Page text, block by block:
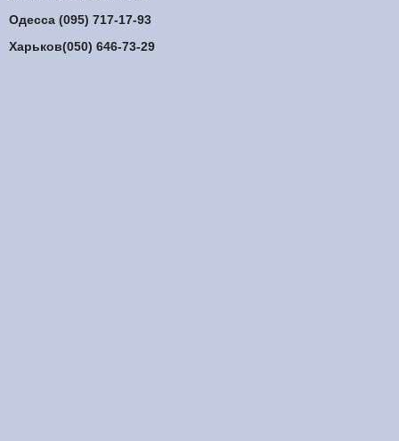
Одесса (095) 717-17-93
Харьков(050) 646-73-29